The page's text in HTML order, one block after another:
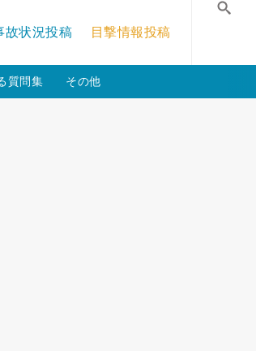
故状況投稿 目撃情報投稿
質問集 その他